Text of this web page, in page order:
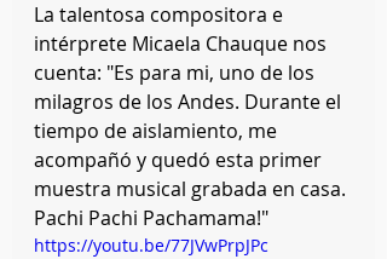
La talentosa compositora e
intérprete Micaela Chauque nos
cuenta: "Es para mi, uno de los
milagros de los Andes. Durante el
tiempo de aislamiento, me
acompañó y quedó esta primer
muestra musical grabada en casa.
Pachi Pachi Pachamama!"
https://youtu.be/77JVwPrpJPc